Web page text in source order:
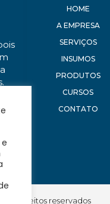
HOME
A EMPRESA
SERVIÇOS
INSUMOS
PRODUTOS
CURSOS
CONTATO
os direitos reservados